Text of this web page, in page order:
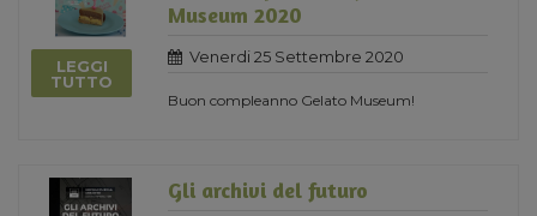
LEGGI
TUTTO
Museum 2020
Venerdi 25 Settembre 2020
Buon compleanno Gelato Museum!
Gli archivi del futuro